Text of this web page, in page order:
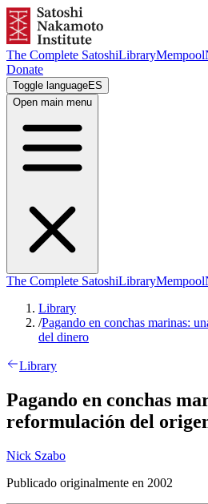
The Complete SatoshiLibraryMempool
Donate
Toggle languageES
Open main menu
The Complete SatoshiLibraryMempool
Library
/Pagando en conchas marinas:
del dinero
Library
Pagando en conchas
reformulación del
Nick Szabo
Publicado originalmente en 2002